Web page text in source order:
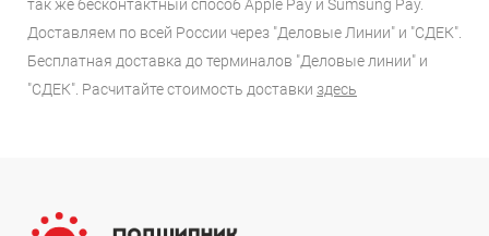
так же бесконтактный способ Apple Pay и Sumsung Pay.
Доставляем по всей России через "Деловые Линии" и "СДЕК".
Бесплатная доставка до терминалов "Деловые линии" и
"СДЕК". Расчитайте стоимость доставки здесь